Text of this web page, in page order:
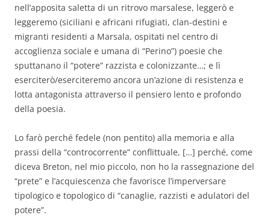
nell’apposita saletta di un ritrovo marsalese, leggerò e
leggeremo (siciliani e africani rifugiati, clan-destini e
migranti residenti a Marsala, ospitati nel centro di
accoglienza sociale e umana di “Perino”) poesie che
sputtanano il “potere” razzista e colonizzante…; e lì
eserciterò/eserciteremo ancora un’azione di resistenza e
lotta antagonista attraverso il pensiero lento e profondo
della poesia.
Lo farò perché fedele (non pentito) alla memoria e alla
prassi della “controcorrente” conflittuale, […] perché, come
diceva Breton, nel mio piccolo, non ho la rassegnazione del
“prete” e l’acquiescenza che favorisce l’imperversare
tipologico e topologico di “canaglie, raz­zisti e adulatori del
potere”.